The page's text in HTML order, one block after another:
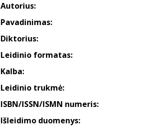
Autorius:
Pavadinimas:
Diktorius:
Leidinio formatas:
Kalba:
Leidinio trukmė:
ISBN/ISSN/ISMN numeris:
Išleidimo duomenys: